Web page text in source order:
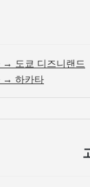
→ 도쿄 디즈니랜드
→ 하카타